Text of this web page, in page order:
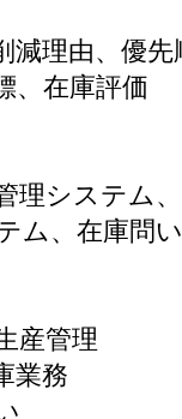
由、優先
、在庫評価
理システム
ム、在庫問
産管理
業務